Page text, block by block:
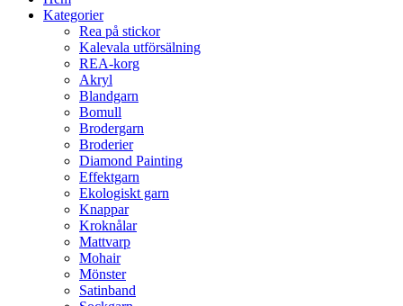
Kategorier
Rea på stickor
Kalevala utförsälning
REA-korg
Akryl
Blandgarn
Bomull
Brodergarn
Broderier
Diamond Painting
Effektgarn
Ekologiskt garn
Knappar
Kroknålar
Mattvarp
Mohair
Mönster
Satinband